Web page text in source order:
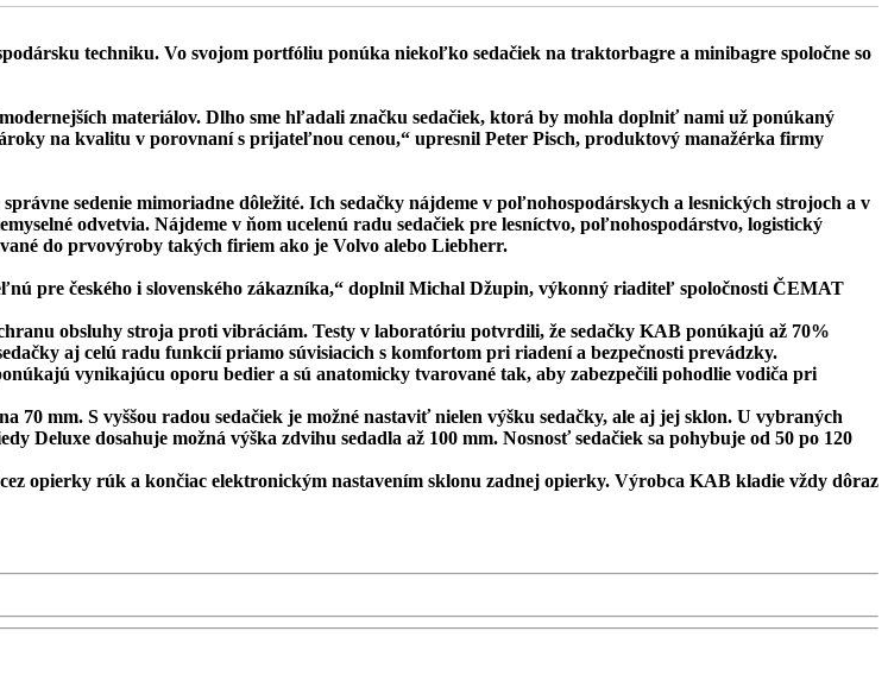
techniku. Vo svojom portfóliu ponúka niekoľko sedačiek na traktorbagre a minibagre spoločne so
materiálov. Dlho sme hľadali značku sedačiek, ktorá by mohla doplniť nami už ponúkaný
na kvalitu v porovnaní s prijateľnou cenou,“ upresnil Peter Pisch, produktový manažérka firmy
sedenie mimoriadne dôležité. Ich sedačky nájdeme v poľnohospodárskych a lesnických strojoch a v
odvetvia. Nájdeme v ňom ucelenú radu sedačiek pre lesníctvo, poľnohospodárstvo, logistický
do prvovýroby takých firiem ako je Volvo alebo Liebherr.
pre českého i slovenského zákazníka,“ doplnil Michal Džupin, výkonný riaditeľ spoločnosti ČEMAT
obsluhy stroja proti vibráciám. Testy v laboratóriu potvrdili, že sedačky KAB ponúkajú až 70%
aj celú radu funkcií priamo súvisiacich s komfortom pri riadení a bezpečnosti prevádzky.
vynikajúcu oporu bedier a sú anatomicky tvarované tak, aby zabezpečili pohodlie vodiča pri
mm. S vyššou radou sedačiek je možné nastaviť nielen výšku sedačky, ale aj jej sklon. U vybraných
Deluxe dosahuje možná výška zdvihu sedadla až 100 mm. Nosnosť sedačiek sa pohybuje od 50 po 120
opierky rúk a končiac elektronickým nastavením sklonu zadnej opierky. Výrobca KAB kladie vždy dôraz